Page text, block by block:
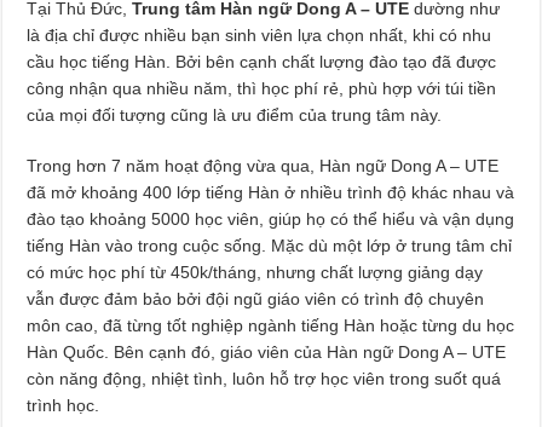
Tại Thủ Đức,Trung tâm Hàn ngữ Dong A – UTEdường như
là địa chỉ được nhiều bạn sinh viên lựa chọn nhất, khi có nhu
cầu học tiếng Hàn. Bởi bên cạnh chất lượng đào tạo đã được
công nhận qua nhiều năm, thì học phí rẻ, phù hợp với túi tiền
của mọi đối tượng cũng là ưu điểm của trung tâm này.
Trong hơn 7 năm hoạt động vừa qua, Hàn ngữ Dong A – UTE
đã mở khoảng 400 lớp tiếng Hàn ở nhiều trình độ khác nhau và
đào tạo khoảng 5000 học viên, giúp họ có thể hiểu và vận dụng
tiếng Hàn vào trong cuộc sống. Mặc dù một lớp ở trung tâm chỉ
có mức học phí từ 450k/tháng, nhưng chất lượng giảng dạy
vẫn được đảm bảo bởi đội ngũ giáo viên có trình độ chuyên
môn cao, đã từng tốt nghiệp ngành tiếng Hàn hoặc từng du học
Hàn Quốc. Bên cạnh đó, giáo viên của Hàn ngữ Dong A – UTE
còn năng động, nhiệt tình, luôn hỗ trợ học viên trong suốt quá
trình học.